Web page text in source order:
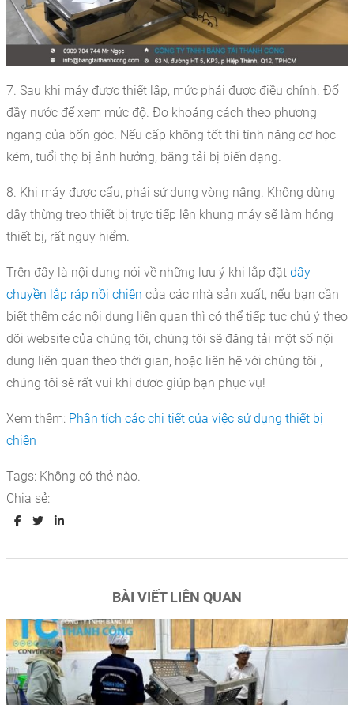
7. Sau khi máy được thiết lập, mức phải được điều chỉnh. Đổ
đầy nước để xem mức độ. Đo khoảng cách theo phương
ngang của bốn góc. Nếu cấp không tốt thì tính năng cơ học
kém, tuổi thọ bị ảnh hưởng, băng tải bị biến dạng.
8. Khi máy được cẩu, phải sử dụng vòng nâng. Không dùng
dây thừng treo thiết bị trực tiếp lên khung máy sẽ làm hỏng
thiết bị, rất nguy hiểm.
Trên đây là nội dung nói về những lưu ý khi lắp đặt dây
chuyền lắp ráp nồi chiên của các nhà sản xuất, nếu bạn cần
biết thêm các nội dung liên quan thì có thể tiếp tục chú ý theo
dõi website của chúng tôi, chúng tôi sẽ đăng tải một số nội
dung liên quan theo thời gian, hoặc liên hệ với chúng tôi ,
chúng tôi sẽ rất vui khi được giúp bạn phục vụ!
Xem thêm: Phân tích các chi tiết của việc sử dụng thiết bị
chiên
Tags: Không có thẻ nào.
Chia sẻ:
BÀI VIẾT LIÊN QUAN